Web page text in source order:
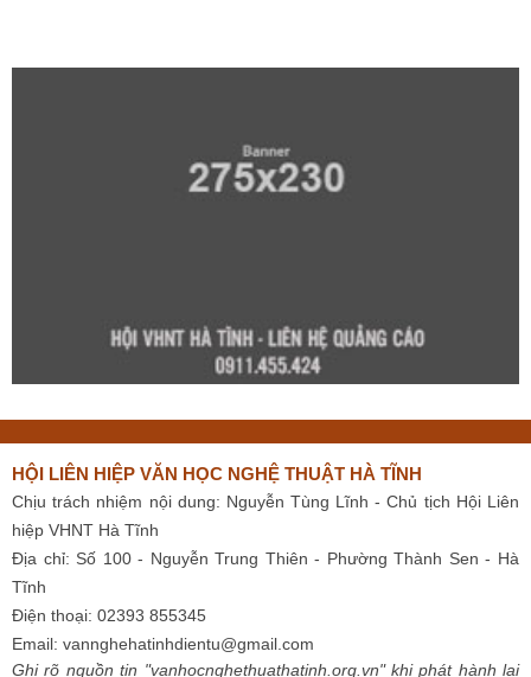
HỘI LIÊN HIỆP VĂN HỌC NGHỆ THUẬT HÀ TĨNH
Chịu trách nhiệm nội dung: Nguyễn Tùng Lĩnh - Chủ tịch Hội Liên
hiệp VHNT Hà Tĩnh
Địa chỉ: Số 100 - Nguyễn Trung Thiên - Phường Thành Sen - Hà
Tĩnh
Điện thoại: 02393 855345
Email: vannghehatinhdientu@gmail.com
Ghi rõ nguồn tin "vanhocnghethuathatinh.org.vn" khi phát hành lại